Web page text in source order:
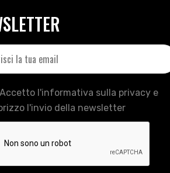
Accetto l'informativa sulla privacy e
l'invio della newsletter